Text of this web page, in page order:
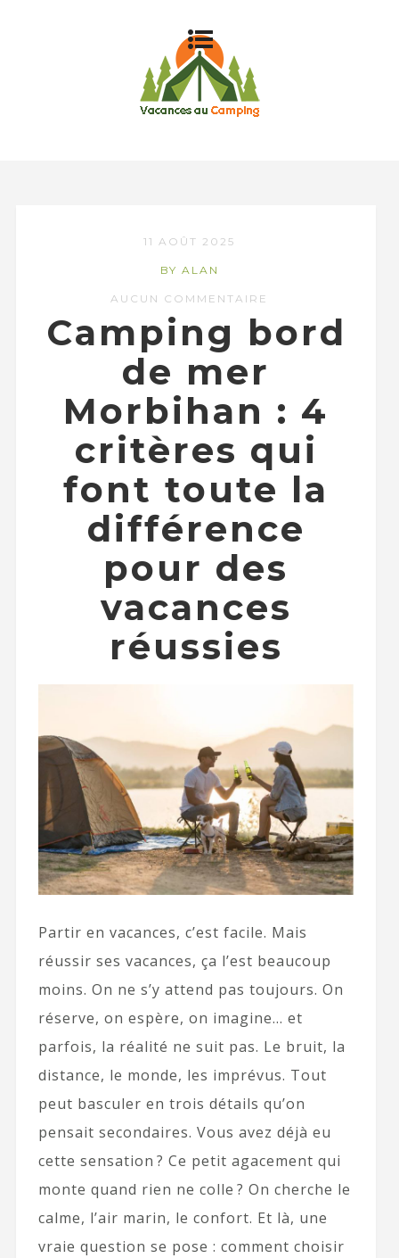
11 AOÛT 2025
BY ALAN
AUCUN COMMENTAIRE
Camping bord
de mer
Morbihan : 4
critères qui
font toute la
différence
pour des
vacances
réussies
Partir en vacances, c’est facile. Mais
réussir ses vacances, ça l’est beaucoup
moins. On ne s’y attend pas toujours. On
réserve, on espère, on imagine… et
parfois, la réalité ne suit pas. Le bruit, la
distance, le monde, les imprévus. Tout
peut basculer en trois détails qu’on
pensait secondaires. Vous avez déjà eu
cette sensation ? Ce petit agacement qui
monte quand rien ne colle ? On cherche le
calme, l’air marin, le confort. Et là, une
vraie question se pose : comment choisir